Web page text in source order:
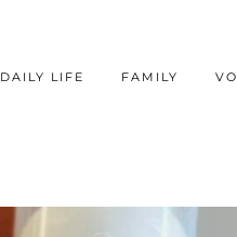
DAILY LIFE FAMILY